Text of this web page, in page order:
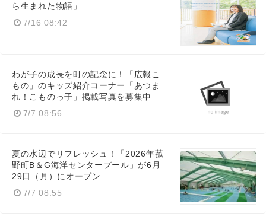
ら生まれた物語」
7/16 08:42
わが子の成長を町の記念に！「広報こ
もの」のキッズ紹介コーナー「あつま
れ！こものっ子」掲載写真を募集中
7/7 08:56
夏の水辺でリフレッシュ！「2026年菰
野町B＆G海洋センタープール」が6月
29日（月）にオープン
7/7 08:55